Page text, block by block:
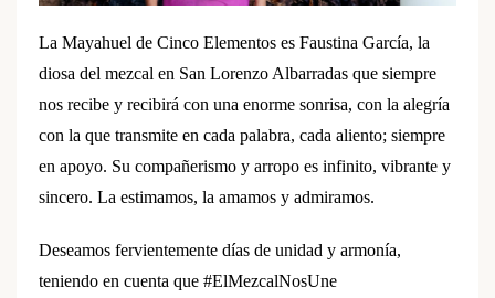
La Mayahuel de Cinco Elementos es Faustina García, la
diosa del mezcal en San Lorenzo Albarradas que siempre
nos recibe y recibirá con una enorme sonrisa, con la alegría
con la que transmite en cada palabra, cada aliento; siempre
en apoyo. Su compañerismo y arropo es infinito, vibrante y
sincero. La estimamos, la amamos y admiramos.
Deseamos fervientemente días de unidad y armonía,
teniendo en cuenta que #ElMezcalNosUne